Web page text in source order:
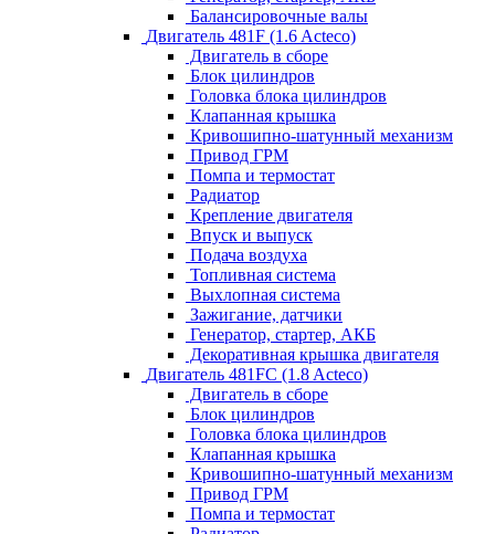
Балансировочные валы
Двигатель 481F (1.6 Acteco)
Двигатель в сборе
Блок цилиндров
Головка блока цилиндров
Клапанная крышка
Кривошипно-шатунный механизм
Привод ГРМ
Помпа и термостат
Радиатор
Крепление двигателя
Впуск и выпуск
Подача воздуха
Топливная система
Выхлопная система
Зажигание, датчики
Генератор, стартер, АКБ
Декоративная крышка двигателя
Двигатель 481FC (1.8 Acteco)
Двигатель в сборе
Блок цилиндров
Головка блока цилиндров
Клапанная крышка
Кривошипно-шатунный механизм
Привод ГРМ
Помпа и термостат